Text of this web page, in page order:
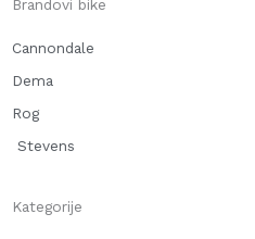
Brandovi bike
Cannondale
Dema
Rog
Stevens
Kategorije